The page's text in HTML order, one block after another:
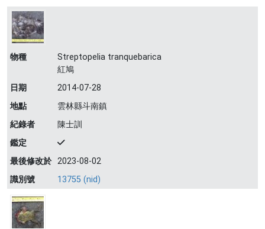
物種
Streptopelia tranquebarica
紅鳩
日期
2014-07-28
地點
雲林縣斗南鎮
紀錄者
陳士訓
鑑定
最後修改於 2023-08-02
識別號
13755 (nid)